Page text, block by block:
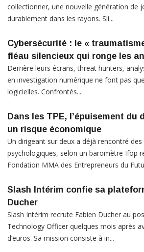
collectionner, une nouvelle génération de
durablement dans les rayons. Sli...
Cybersécurité : le «
fléau silencieux qui ronge les
Derrière leurs écrans, threat hunters,
en investigation numérique ne font pas
logicielles. Confrontés...
Dans les TPE, l’épuisement du
un risque économique
Un dirigeant sur deux a déjà rencontré
psychologiques, selon un baromètre Ifop
Fondation MMA des Entrepreneurs du
Slash Intérim confie sa
Ducher
Slash Intérim recrute Fabien Ducher au
Technology Officer quelques mois après
d’euros. Sa mission consiste à in...